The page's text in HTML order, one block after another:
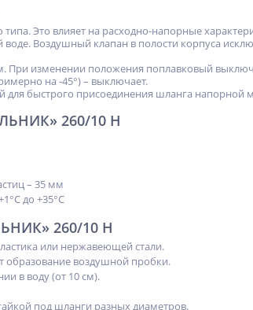
Это влияет на расходно-напорные
Воздушный клапан в полости корпуса
изменении положения поплавковый
на -45°) – выключает.
быстрого присоединения шланга напорной
260/10 Н
– 35 мм
до +35°С
260/10 Н
или нержавеющей стали.
образование воздушной пробки.
в воду (от 10 см).
под шланги разных диаметров.